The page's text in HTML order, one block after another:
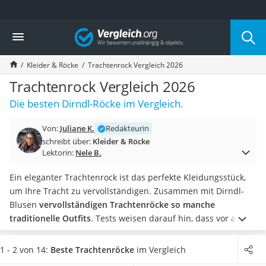
Die beliebtesten Vergleiche nach Kategorie
Mode
Boxershorts
Cellulite-Leggings
Herrensocken
Polarisierte Sonnenbrille
Hausschuhe Herren
Suunto-Uhr
Überzieh-Sonnenbrille
Sneaker Herren
Geldbörse Herren
Knirps-Regenschirm
Periodenunterwäsche
RFID-Schutzkarte
Motorradbrillen
Vergleich
Kleider & Röcke Trachtenrock Vergleich 2026
Trachtenrock Vergleich 2026
Die besten Dirndl-Röcke im Vergleich.
Von: Juliane K.
Redakteurin
schreibt über: Kleider & Röcke
Lektorin: Nele B.
Ein eleganter Trachtenrock ist das perfekte Kleidungsstück,
um Ihre Tracht zu vervollständigen. Zusammen mit Dirndl-
Blusen vervollständigen Trachtenröcke so manche
traditionelle Outfits. Tests weisen darauf hin, dass vor allem
auf für die Waschmaschine geeignete Trachtenröcke
zurückgegriffen wird. Ein Trachtenrock ist in
1 - 2 von 14: Beste Trachtenröcke im Vergleich